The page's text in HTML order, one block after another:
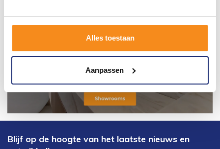
Alles toestaan
Aanpassen
Blijf op de hoogte van het laatste nieuws en